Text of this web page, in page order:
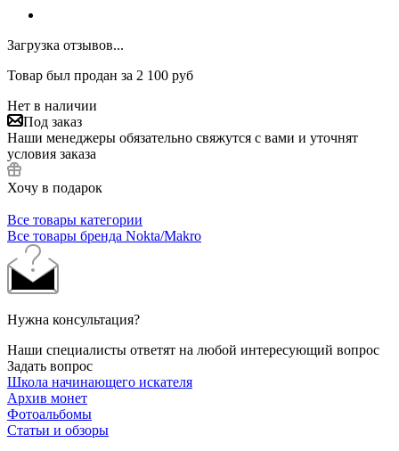
Загрузка отзывов...
Товар был продан за 2 100 руб
Нет в наличии
Под заказ
Наши менеджеры обязательно свяжутся с вами и уточнят
условия заказа
Хочу в подарок
Все товары категории
Все товары бренда Nokta/Makro
Нужна консультация?
Наши специалисты ответят на любой интересующий вопрос
Задать вопрос
Школа начинающего искателя
Архив монет
Фотоальбомы
Статьи и обзоры